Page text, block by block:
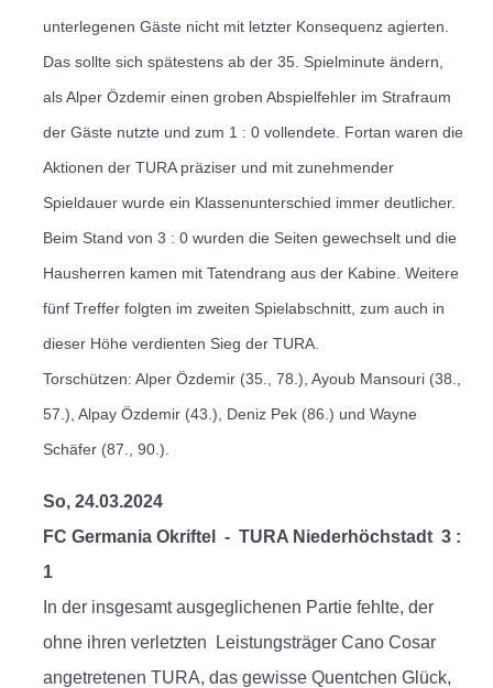
unterlegenen Gäste nicht mit letzter Konsequenz agierten.
Das sollte sich spätestens ab der 35. Spielminute ändern,
als Alper Özdemir einen groben Abspielfehler im Strafraum
der Gäste nutzte und zum 1 : 0 vollendete. Fortan waren die
Aktionen der TURA präziser und mit zunehmender
Spieldauer wurde ein Klassenunterschied immer deutlicher.
Beim Stand von 3 : 0 wurden die Seiten gewechselt und die
Hausherren kamen mit Tatendrang aus der Kabine. Weitere
fünf Treffer folgten im zweiten Spielabschnitt, zum auch in
dieser Höhe verdienten Sieg der TURA.
Torschützen: Alper Özdemir (35., 78.), Ayoub Mansouri (38.,
57.), Alpay Özdemir (43.), Deniz Pek (86.) und Wayne
Schäfer (87., 90.).
So, 24.03.2024
FC Germania Okriftel - TURA Niederhöchstadt 3 :
1
In der insgesamt ausgeglichenen Partie fehlte, der
ohne ihren verletzten Leistungsträger Cano Cosar
angetretenen TURA, das gewisse Quentchen Glück,